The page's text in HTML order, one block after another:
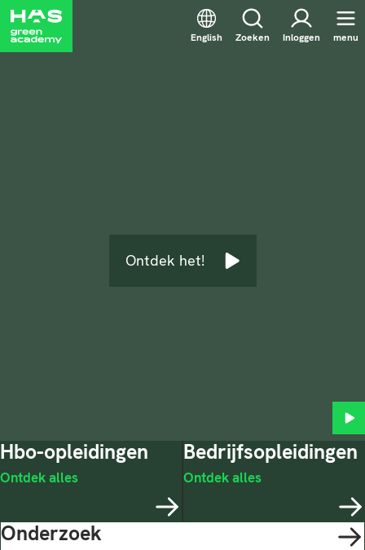
English Zoeken Inloggen menu
Ontdek het!
Start
Hbo-opleidingen
Ontdek alles
Bedrijfs­opleidingen
Ontdek alles
Onderzoek